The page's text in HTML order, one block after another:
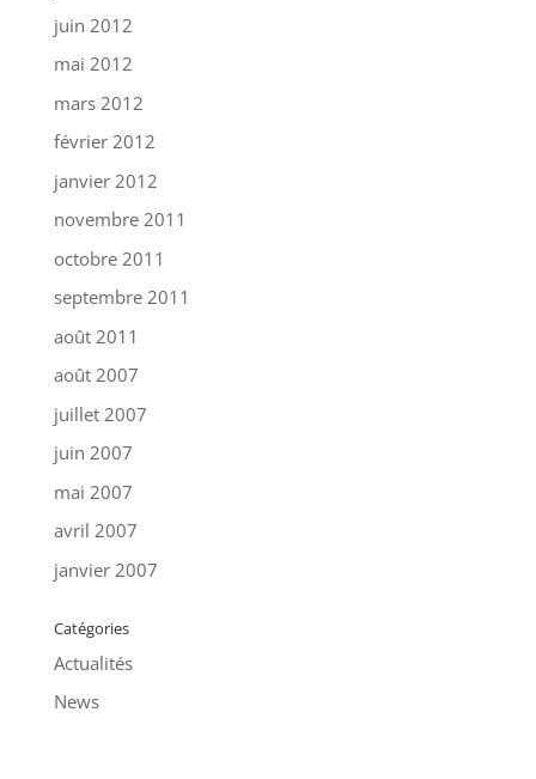
juin 2012
mai 2012
mars 2012
février 2012
janvier 2012
novembre 2011
octobre 2011
septembre 2011
août 2011
août 2007
juillet 2007
juin 2007
mai 2007
avril 2007
janvier 2007
Catégories
Actualités
News